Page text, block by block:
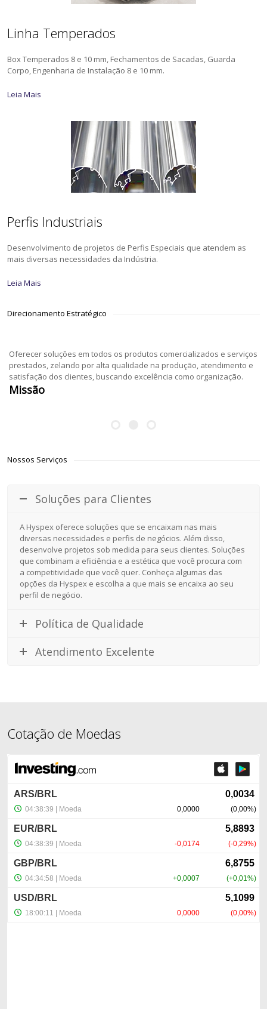
Linha Temperados
Box Temperados 8 e 10 mm, Fechamentos de Sacadas, Guarda
Corpo, Engenharia de Instalação 8 e 10 mm.
Leia Mais
Perfis Industriais
Desenvolvimento de projetos de Perfis Especiais que atendem as
mais diversas necessidades da Indústria.
Leia Mais
Direcionamento Estratégico
Oferecer soluções em todos os produtos comercializados e serviços
prestados, zelando por alta qualidade na produção, atendimento e
satisfação dos clientes, buscando excelência como organização.
Missão
Nossos Serviços
Soluções para Clientes
A Hyspex oferece soluções que se encaixam nas mais
diversas necessidades e perfis de negócios. Além disso,
desenvolve projetos sob medida para seus clientes. Soluções
que combinam a eficiência e a estética que você procura com
a competitividade que você quer. Conheça algumas das
opções da Hyspex e escolha a que mais se encaixa ao seu
perfil de negócio.
Política de Qualidade
Atendimento Excelente
Cotação de Moedas